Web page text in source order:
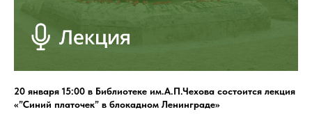
20 января 15:00 в Библиотеке им.А.П.Чехова состоится лекция
«”Синий платочек” в блокадном Ленинграде»